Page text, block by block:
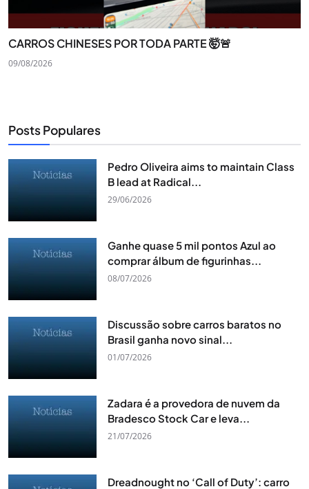
CARROS CHINESES POR TODA PARTE 🤯🚨
09/08/2026
Posts Populares
Pedro Oliveira aims to maintain Class
B lead at Radical...
29/06/2026
Ganhe quase 5 mil pontos Azul ao
comprar álbum de figurinhas...
08/07/2026
Discussão sobre carros baratos no
Brasil ganha novo sinal...
01/07/2026
Zadara é a provedora de nuvem da
Bradesco Stock Car e leva...
21/07/2026
Dreadnought no ‘Call of Duty’: carro